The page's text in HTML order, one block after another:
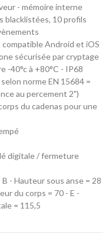
- mémoire interne
blacklistées, 10 profils
Android et iOS
sécurisée par cryptage
-40°c à +80°C - IP68
norme EN 15684 =
au percement 2")
du cadenas pour une
digitale / fermeture
- Hauteur sous anse = 28
du corps = 70 - E -
= 115,5